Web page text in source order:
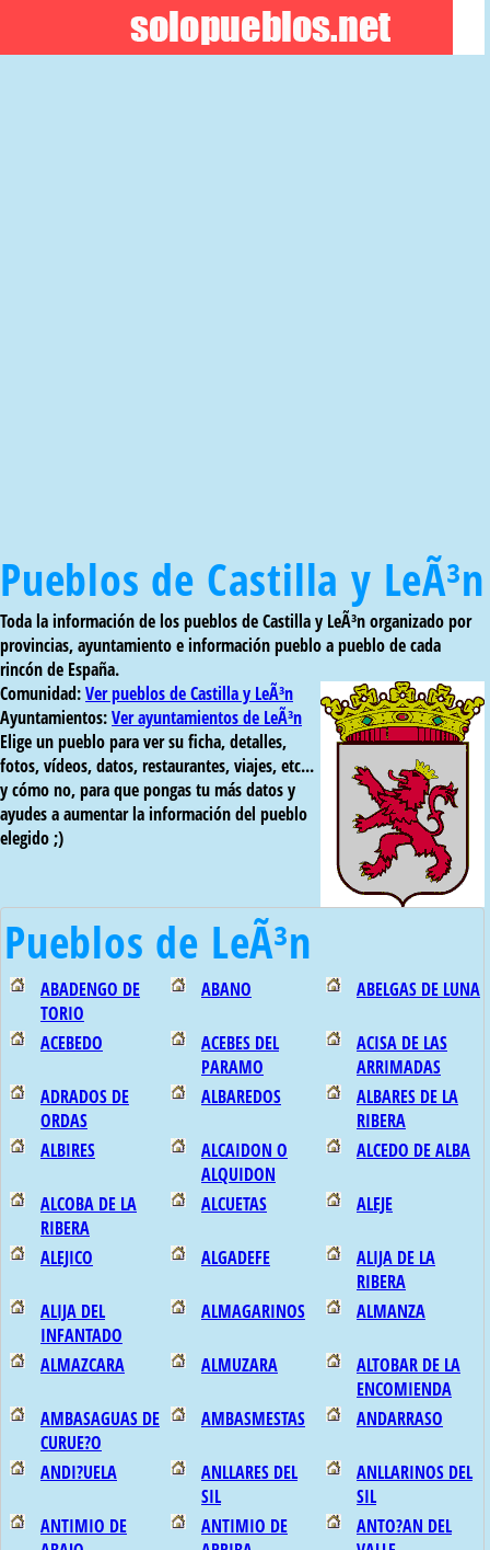
Pueblos de Castilla y LeÃ³n
Toda la información de los pueblos de Castilla y LeÃ³n organizado por
provincias, ayuntamiento e información pueblo a pueblo de cada
rincón de España.
Comunidad:Ver pueblos de Castilla y LeÃ³n
Ayuntamientos:Ver ayuntamientos de LeÃ³n
Elige un pueblo para ver su ficha, detalles,
fotos, vídeos, datos, restaurantes, viajes, etc...
y cómo no, para que pongas tu más datos y
ayudes a aumentar la información del pueblo
elegido ;)
Pueblos de LeÃ³n
ABADENGO DE
TORIO
ABANO ABELGAS DE LUNA
ACEBEDO
ACEBES DEL
PARAMO
ACISA DE LAS
ARRIMADAS
ADRADOS DE
ORDAS
ALBAREDOS
ALBARES DE LA
RIBERA
ALBIRES
ALCAIDON O
ALQUIDON
ALCEDO DE ALBA
ALCOBA DE LA
RIBERA
ALCUETAS ALEJE
ALEJICO ALGADEFE
ALIJA DE LA
RIBERA
ALIJA DEL
INFANTADO
ALMAGARINOS ALMANZA
ALMAZCARA ALMUZARA
ALTOBAR DE LA
ENCOMIENDA
AMBASAGUAS DE
CURUE?O
AMBASMESTAS ANDARRASO
ANDI?UELA
ANLLARES DEL
SIL
ANLLARINOS DEL
SIL
ANTIMIO DE
ANTIMIO DE
ANTO?AN DEL